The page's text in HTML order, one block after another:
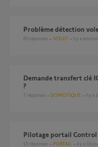
Problème détection
69 réponses VOLET il y a
Demande transfert clé IO tahoma Box vers tahoma switch
?
7 réponses DOMOTIQUE il y a
Pilotage portail Control
15 réponses PORTAIL il y a 16